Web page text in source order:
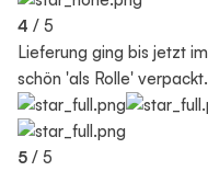
4 / 5
Lieferung ging bis jetzt
schön 'als Rolle'
5 / 5